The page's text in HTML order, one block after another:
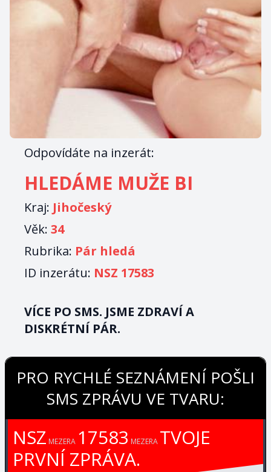
Odpovídáte na inzerát:
HLEDÁME MUŽE BI
Kraj: Jihočeský
Věk: 34
Rubrika: Pár hledá
ID inzerátu: NSZ 17583
VÍCE PO SMS. JSME ZDRAVÍ A
DISKRÉTNÍ PÁR.
PRO RYCHLÉ SEZNÁMENÍ POŠLI
SMS ZPRÁVU VE TVARU:
NSZ MEZERA 17583 MEZERA TVOJE
PRVNÍ ZPRÁVA.